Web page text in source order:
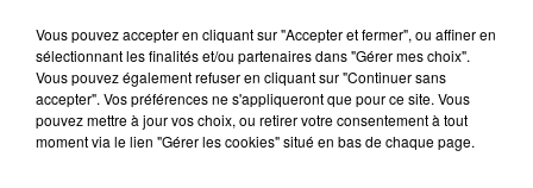
7 novembre 2024 - 4 min 36 sec
LES INFOS DU BÉARN DU 07/11/2024 À 18H00
Vous pouvez accepter en cliquant sur "Accepter et fermer", ou affiner en
sélectionnant les finalités et/ou partenaires dans "Gérer mes choix".
Vous pouvez également refuser en cliquant sur "Continuer sans
accepter". Vos préférences ne s'appliqueront que pour ce site. Vous
pouvez mettre à jour vos choix, ou retirer votre consentement à tout
moment via le lien "Gérer les cookies" situé en bas de chaque page.